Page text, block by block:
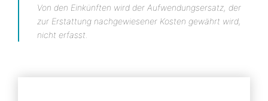
Von den Einkünften wird der Aufwendungsersatz, der
zur Erstattung nachgewiesener Kosten gewährt wird,
nicht erfasst.